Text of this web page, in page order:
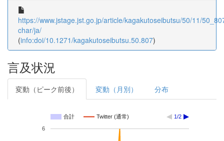
https://www.jstage.jst.go.jp/article/kagakutoseibutsu/50/11/
char/ja/
(info:doi/10.1271/kagakutoseibutsu.50.807)
言及状況
変動（ピーク前後） 変動（月別） 分布
合計 Twitter (通常) 1/2
6